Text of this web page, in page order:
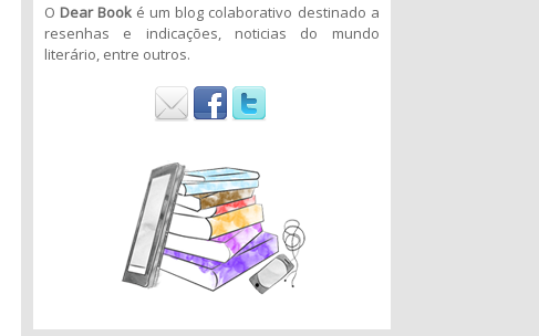
O Dear Book é um blog colaborativo destinado a
resenhas e indicações, noticias do mundo
literário, entre outros.